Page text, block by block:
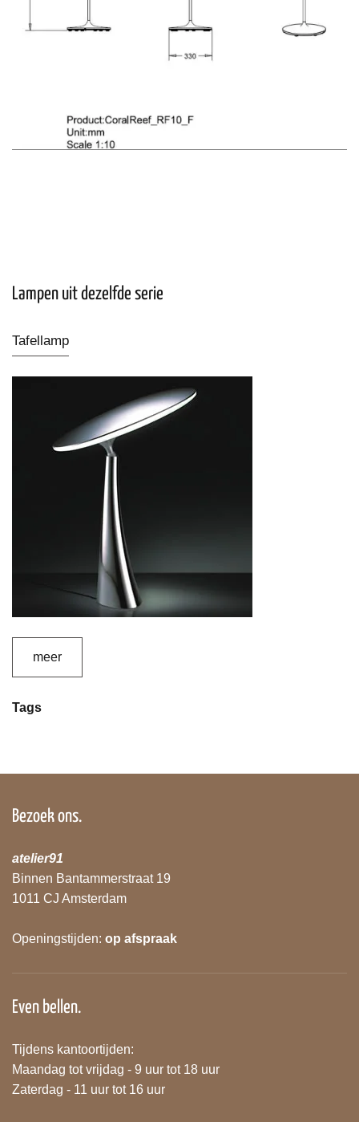
Lampen uit dezelfde serie
Tafellamp
meer
Tags
Bezoek ons.
atelier91
Binnen Bantammerstraat 19
1011 CJ Amsterdam
Openingstijden: op afspraak
Even bellen.
Tijdens kantoortijden:
Maandag tot vrijdag - 9 uur tot 18 uur
Zaterdag - 11 uur tot 16 uur